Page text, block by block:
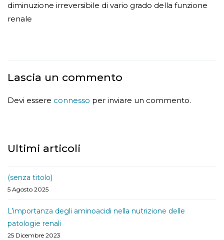
diminuzione irreversibile di vario grado della funzione
renale
Lascia un commento
Devi essere connesso per inviare un commento.
Ultimi articoli
(senza titolo)
5 Agosto 2025
L’importanza degli aminoacidi nella nutrizione delle
patologie renali
25 Dicembre 2023